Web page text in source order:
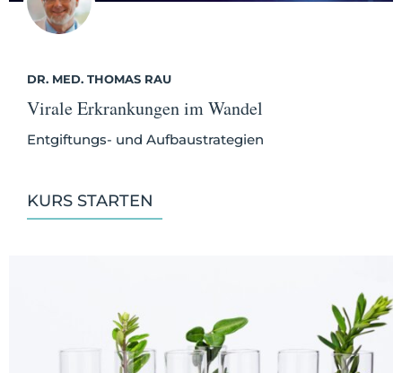
DR. MED. THOMAS RAU
Virale Erkrankungen im Wandel
Entgiftungs- und Aufbaustrategien
KURS STARTEN